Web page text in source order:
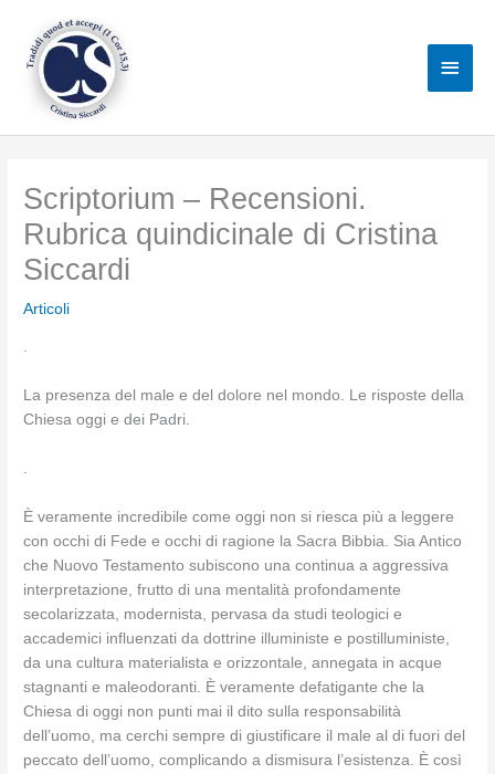
contenuto
Scriptorium – Recensioni.
Rubrica quindicinale di Cristina
Siccardi
Articoli
.
La presenza del male e del dolore nel mondo. Le risposte della
Chiesa oggi e dei Padri.
È veramente incredibile come oggi non si riesca più a leggere
con occhi di Fede e occhi di ragione la Sacra Bibbia. Sia Antico
che Nuovo Testamento subiscono una continua a aggressiva
interpretazione, frutto di una mentalità profondamente
secolarizzata, modernista, pervasa da studi teologici e
accademici influenzati da dottrine illuministe e postilluministe,
da una cultura materialista e orizzontale, annegata in acque
stagnanti e maleodoranti. È veramente defatigante che la
Chiesa di oggi non punti mai il dito sulla responsabilità
dell’uomo, ma cerchi sempre di giustificare il male al di fuori del
peccato dell’uomo, complicando a dismisura l’esistenza. È così